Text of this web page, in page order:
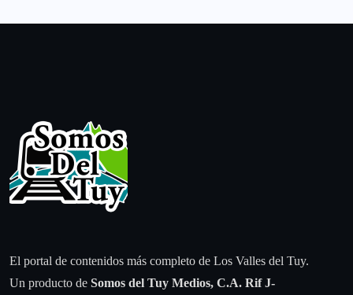
El portal de contenidos más completo de Los Valles del Tuy.
Un producto de Somos del Tuy Medios, C.A. Rif J-